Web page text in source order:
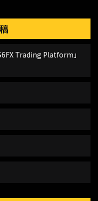
Trading Platform」